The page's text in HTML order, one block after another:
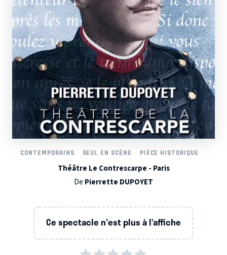
CONTEMPORAINS SEUL EN SCÈNE PIÈCE HISTORIQUE
Théâtre Le Contrescarpe - Paris
De Pierrette DUPOYET
Ce spectacle n'est plus à l’affiche